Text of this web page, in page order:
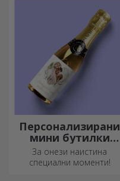
който ви харесва, и им
подарете сладък
персонализиран подарък!
Персонализирани
мини бутилки
пенливо вино
За онези наистина
специални моменти!